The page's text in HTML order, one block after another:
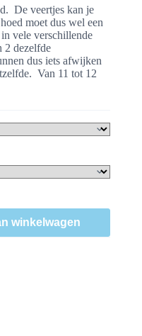
De veertjes kan je
moet dus wel een
vele verschillende
2 dezelfde
dus iets afwijken
Van 11 tot 12
winkelwagen